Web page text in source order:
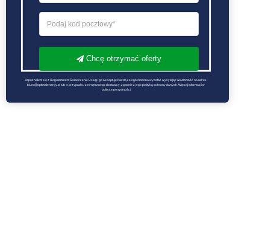
Chcę otrzymać oferty
Zapoznałem się z Regulaminem Świadczenie Usług i go akceptuję Każdą ze zgód można wycofać wysyłając wiadomość na adres
biuro@optimalenergy.pl lub w przypadku zewnętrznego dostawcy, zgodnie z jego polityką ochrony danych. Więcej informacji w
polityce prywatności